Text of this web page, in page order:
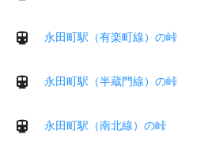
永田町駅（有楽町線）の峠
永田町駅（半蔵門線）の峠
永田町駅（南北線）の峠